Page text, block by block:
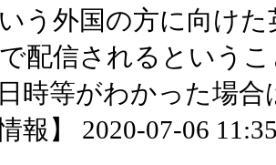
う外国の方に向け
配信されるという
日時等がわかった場
報】 2020-07-06